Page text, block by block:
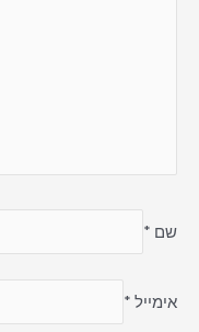
שם *
אימייל *